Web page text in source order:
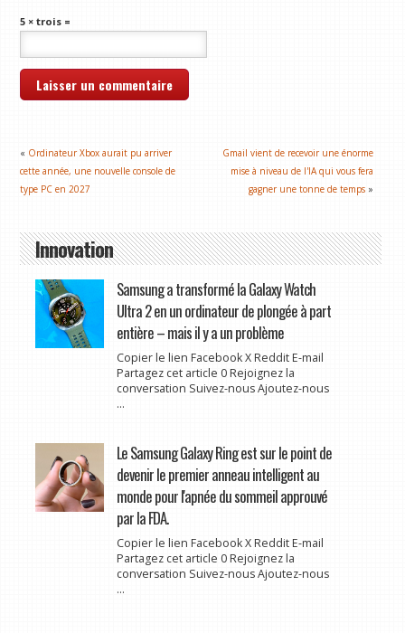
5 × trois =
« Ordinateur Xbox aurait pu arriver
cette année, une nouvelle console de
type PC en 2027
Gmail vient de recevoir une énorme
mise à niveau de l'IA qui vous fera
gagner une tonne de temps »
Innovation
Samsung a transformé la Galaxy Watch
Ultra 2 en un ordinateur de plongée à part
entière – mais il y a un problème
Copier le lien Facebook X Reddit E-mail
Partagez cet article 0 Rejoignez la
conversation Suivez-nous Ajoutez-nous
...
Le Samsung Galaxy Ring est sur le point de
devenir le premier anneau intelligent au
monde pour l'apnée du sommeil approuvé
par la FDA.
Copier le lien Facebook X Reddit E-mail
Partagez cet article 0 Rejoignez la
conversation Suivez-nous Ajoutez-nous
...